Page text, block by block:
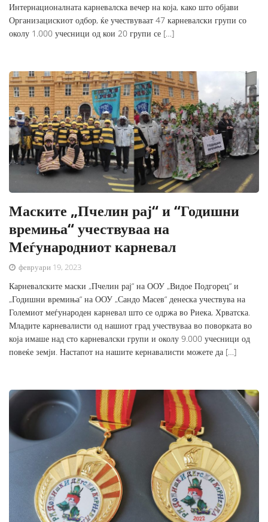
Интернационалната карневалска вечер на која, како што објави
Организацискиот одбор, ќе учествуваат 47 карневалски групи со
околу 1.000 учесници од кои 20 групи се […]
Маските „Пчелин рај“ и “Годишни
времиња“ учествуваа на
Меѓународниот карневал
февруари 19, 2023
Карневалските маски „Пчелин рај“ на ООУ „Видое Подгорец“ и
„Годишни времиња“ на ООУ „Сандо Масев“ денеска учествува на
Големиот меѓународен карневал што се одржа во Риека, Хрватска.
Младите карневалисти од нашиот град учествуваа во поворката во
која имаше над сто карневалски групи и околу 9.000 учесници од
повеќе земји. Настапот на нашите кернавалисти можете да […]